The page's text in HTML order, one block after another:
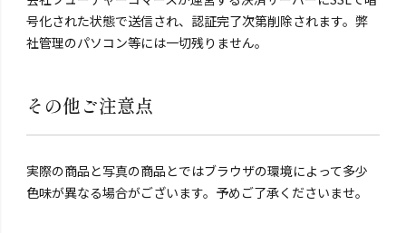
号化された状態で送信され、認証完了次第削除されます。弊
社管理のパソコン等には一切残りません。
その他ご注意点
実際の商品と写真の商品とではブラウザの環境によって多少
色味が異なる場合がございます。予めご了承くださいませ。